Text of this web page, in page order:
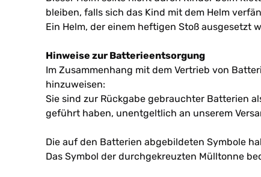
bleiben, falls sich das Kind mit dem Helm
Ein Helm, der einem heftigen Stoß ausgesetzt
Hinweise zur Batterieentsorgung
Im Zusammenhang mit dem Vertrieb von
hinzuweisen:
Sie sind zur Rückgabe gebrauchter Batterien
geführt haben, unentgeltlich an unserem
Die auf den Batterien abgebildeten Symbole
Das Symbol der durchgekreuzten Mülltonne